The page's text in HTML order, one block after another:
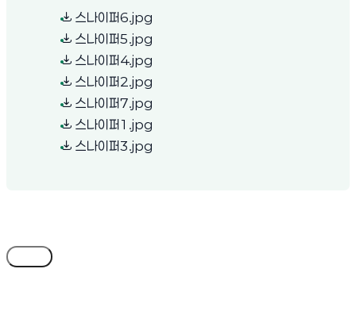
스나이퍼6.jpg
스나이퍼5.jpg
스나이퍼4.jpg
스나이퍼2.jpg
스나이퍼7.jpg
스나이퍼1.jpg
스나이퍼3.jpg